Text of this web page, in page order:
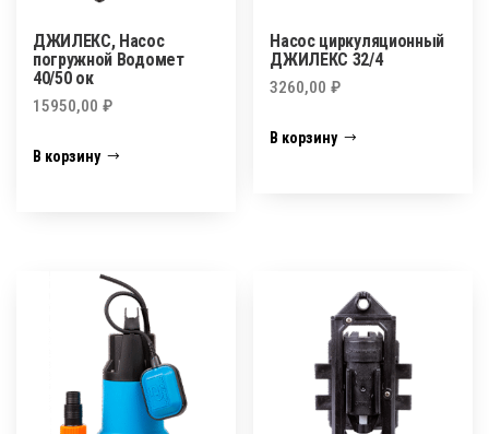
ДЖИЛЕКС, Насос
погружной Водомет
40/50 ок
15950,00 ₽
В корзину
Насос циркуляционный
ДЖИЛЕКС 32/4
3260,00₽
В корзину